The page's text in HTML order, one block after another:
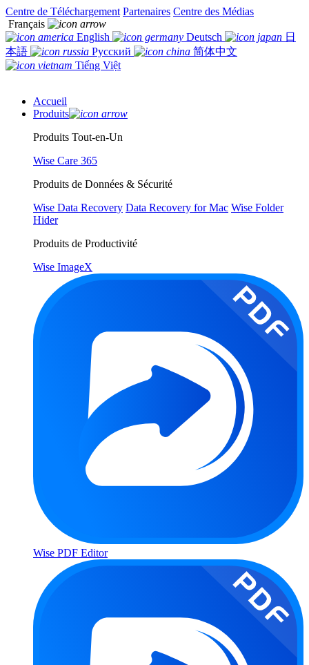
Centre de Téléchargement Partenaires Centre des Médias
Français
English
Deutsch
日
本語
Русский
简体中文
Tiếng Việt
Accueil
Produits
Produits Tout-en-Un
Wise Care 365
Produits de Données & Sécurité
Wise Data Recovery Data Recovery for Mac Wise Folder
Hider
Produits de Productivité
Wise ImageX
Wise PDF Editor